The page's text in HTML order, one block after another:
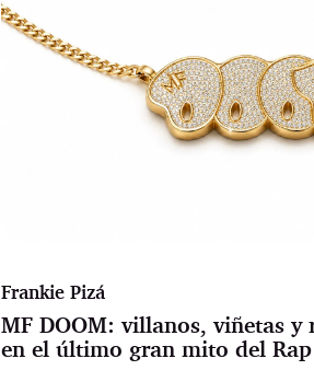
Frankie Pizá
MF DOOM: villanos, viñetas y
en el último gran mito del Rap